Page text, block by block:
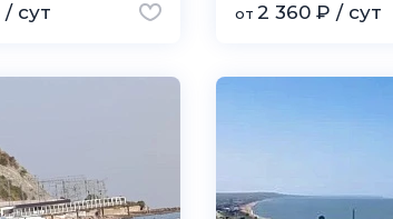
сут от 2 360 ₽ / сут